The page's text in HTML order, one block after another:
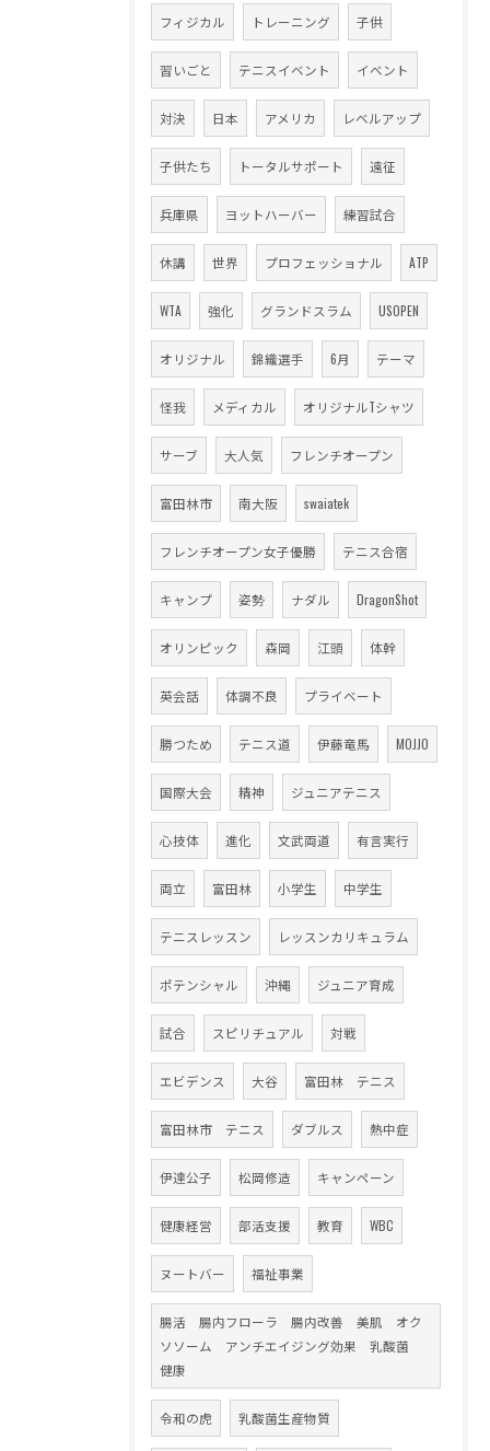
フィジカル トレーニング 子供
習いごと テニスイベント イベント
対決 日本 アメリカ レベルアップ
子供たち トータルサポート 遠征
兵庫県 ヨットハーバー 練習試合
休講 世界 プロフェッショナル ATP
WTA 強化 グランドスラム USOPEN
オリジナル 錦織選手 6月 テーマ
怪我 メディカル オリジナルTシャツ
サーブ 大人気 フレンチオープン
富田林市 南大阪 swaiatek
フレンチオープン女子優勝 テニス合宿
キャンプ 姿勢 ナダル DragonShot
オリンピック 森岡 江頭 体幹
英会話 体調不良 プライベート
勝つため テニス道 伊藤竜馬 MOJJO
国際大会 精神 ジュニアテニス
心技体 進化 文武両道 有言実行
両立 富田林 小学生 中学生
テニスレッスン レッスンカリキュラム
ポテンシャル 沖縄 ジュニア育成
試合 スピリチュアル 対戦
エビデンス 大谷 富田林 テニス
富田林市 テニス ダブルス 熱中症
伊達公子 松岡修造 キャンペーン
健康経営 部活支援 教育 WBC
ヌートバー 福祉事業
腸活 腸内フローラ 腸内改善 美肌 オク
ソソーム アンチエイジング効果 乳酸菌
健康
令和の虎 乳酸菌生産物質